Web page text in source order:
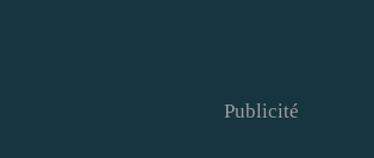
Publicité